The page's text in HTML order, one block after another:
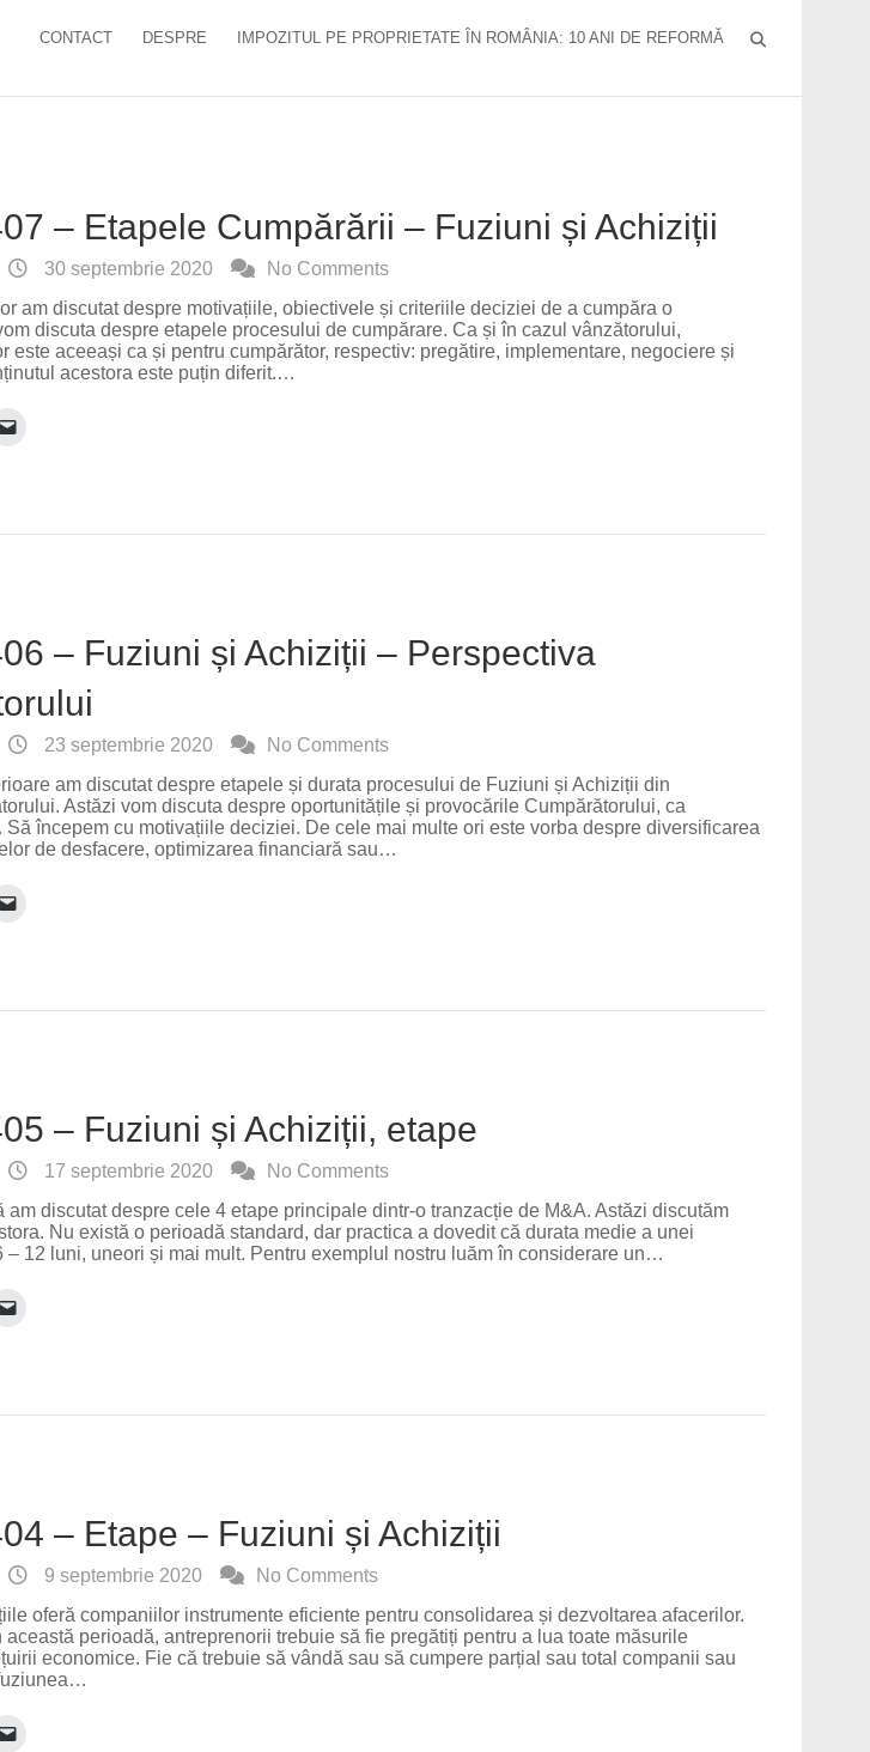
CONTACT DESPRE IMPOZITUL PE PROPRIETATE ÎN ROMÂNIA: 10 ANI DE REFORMĂ
– Etapele Cumpărării – Fuziuni și Achiziții
30 septembrie 2020
No Comments
am discutat despre motivațiile, obiectivele și criteriile deciziei de a cumpăra o
discuta despre etapele procesului de cumpărare. Ca și în cazul vânzătorului,
este aceeași ca și pentru cumpărător, respectiv: pregătire, implementare, negociere și
acestora este puțin diferit.…
– Fuziuni și Achiziții – Perspectiva
23 septembrie 2020
No Comments
am discutat despre etapele și durata procesului de Fuziuni și Achiziții din
Astăzi vom discuta despre oportunitățile și provocările Cumpărătorului, ca
Să începem cu motivațiile deciziei. De cele mai multe ori este vorba despre diversificarea
de desfacere, optimizarea financiară sau…
– Fuziuni și Achiziții, etape
17 septembrie 2020
No Comments
am discutat despre cele 4 etape principale dintr-o tranzacție de M&A. Astăzi discutăm
Nu există o perioadă standard, dar practica a dovedit că durata medie a unei
– 12 luni, uneori și mai mult. Pentru exemplul nostru luăm în considerare un…
– Etape – Fuziuni și Achiziții
9 septembrie 2020
No Comments
oferă companiilor instrumente eficiente pentru consolidarea și dezvoltarea afacerilor.
această perioadă, antreprenorii trebuie să fie pregătiți pentru a lua toate măsurile
economice. Fie că trebuie să vândă sau să cumpere parțial sau total companii sau